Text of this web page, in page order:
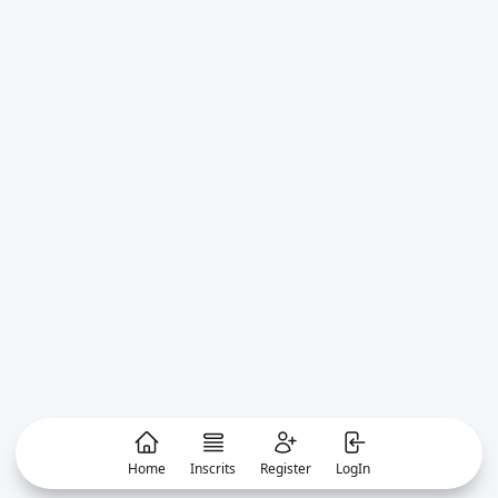
Home Inscrits Register LogIn